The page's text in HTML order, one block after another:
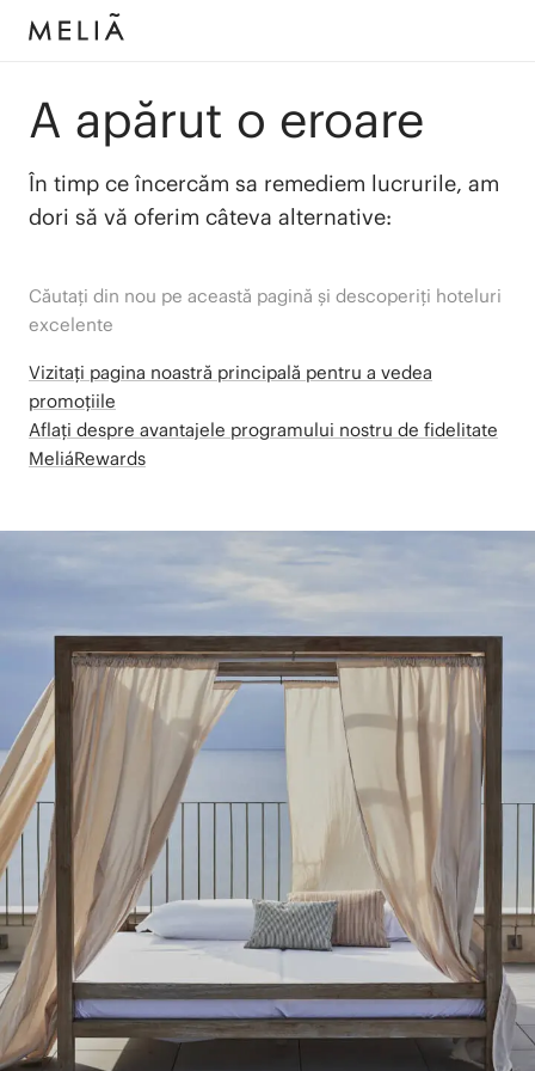
A apărut o eroare
În timp ce încercăm sa remediem lucrurile, am
dori să vă oferim câteva alternative:
Căutați din nou pe această pagină și descoperiți hoteluri
excelente
Vizitați pagina noastră principală pentru a vedea
promoțiile
Aflați despre avantajele programului nostru de fidelitate
MeliáRewards